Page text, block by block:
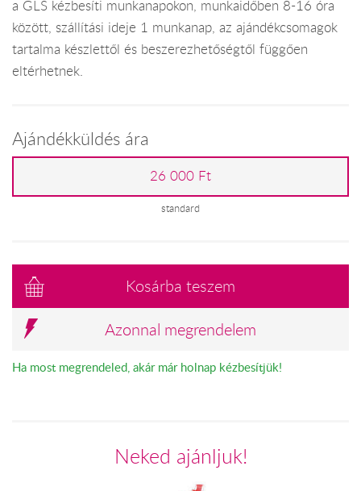
a GLS kézbesíti munkanapokon, munkaidőben 8-16 óra
között, szállítási ideje 1 munkanap, az ajándékcsomagok
tartalma készlettől és beszerezhetőségtől függően
eltérhetnek.
Ajándékküldés ára
26 000 Ft
standard
Kosárba teszem
Azonnal megrendelem
Ha most megrendeled, akár már holnap kézbesítjük!
Neked ajánljuk!